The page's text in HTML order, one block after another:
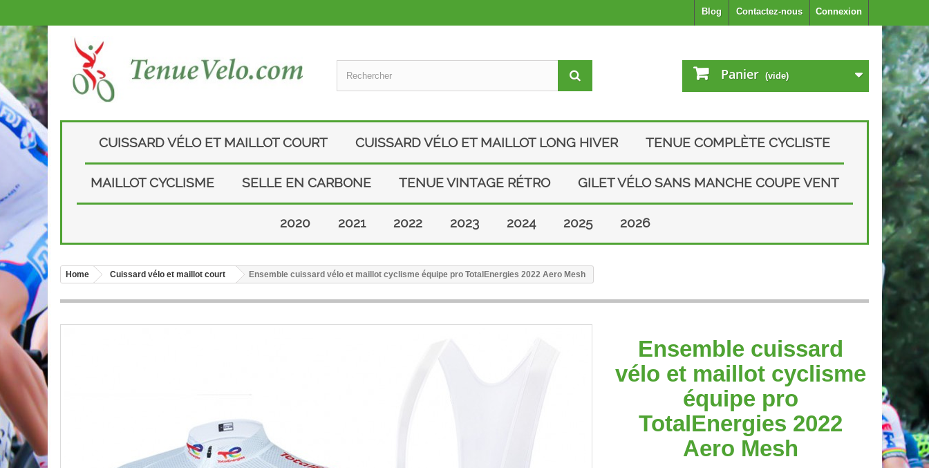
Connexion
Contactez-nous
Blog
Panier (vide)
CUISSARD VÉLO ET MAILLOT COURT CUISSARD VÉLO ET MAILLOT LONG HIVER TENUE COMPLÈTE CYCLISTE
MAILLOT CYCLISME SELLE EN CARBONE TENUE VINTAGE RÉTRO GILET VÉLO SANS MANCHE COUPE VENT
2020 2021 2022 2023 2024 2025 2026
Home Cuissard vélo et maillot court Ensemble cuissard vélo et maillot cyclisme équipe pro TotalEnergies 2022 Aero Mesh
Ensemble cuissard
vélo et maillot cyclisme
équipe pro
TotalEnergies 2022
Aero Mesh